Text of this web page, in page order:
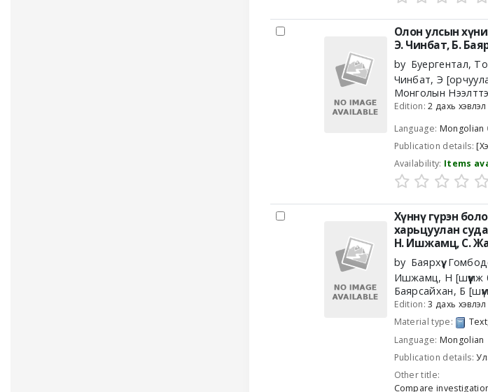
Олон улсын
Э. Чинбат, Б.
by Буергентал,
Чинбат, Э
Монголын
Edition:2 дахь хэвлэл
Language: Mongolian
Publication details:
Availability: Items
Хүннү гүрэн
харьцуулан
Н. Ишжамц, С.
by Баярхүү,
Ишжамц, Н
Баярсайхан, Б
Edition:3 дахь хэвлэл
Material type:
Text
Language: Mongolian
Publication details:
Other title:
Compare